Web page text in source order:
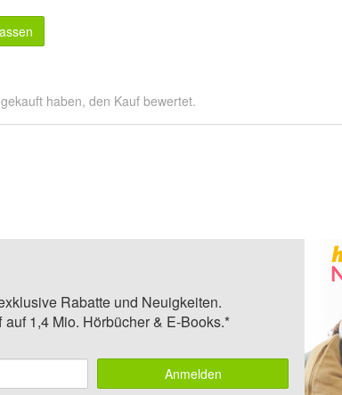
haben, den Kauf bewertet.
Rabatte und Neuigkeiten.
1,4 Mio. Hörbücher & E-Books.*
Anmelden